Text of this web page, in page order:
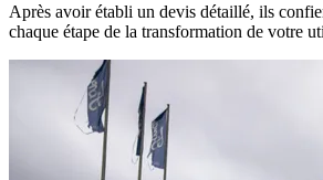
Après avoir établi un devis détaillé, ils
chaque étape de la transformation de votre